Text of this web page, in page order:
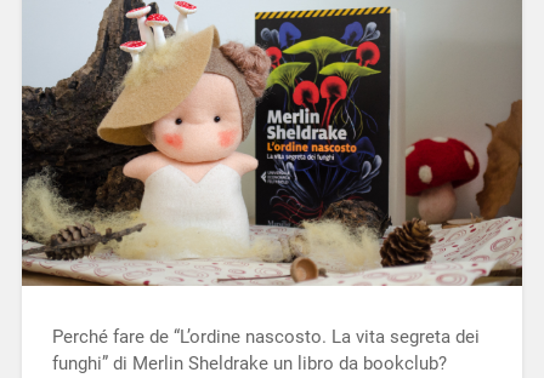
Perché fare de “L’ordine nascosto. La vita segreta dei
funghi” di Merlin Sheldrake un libro da bookclub?